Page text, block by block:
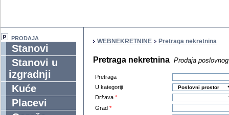
PRODAJA
Stanovi
Stanovi u
izgradnji
Kuće
Placevi
WEBNEKRETNINE Pretraga nekretnina
Pretraga nekretnina Prodaja
Pretraga
U kategoriji
Država *
Grad *